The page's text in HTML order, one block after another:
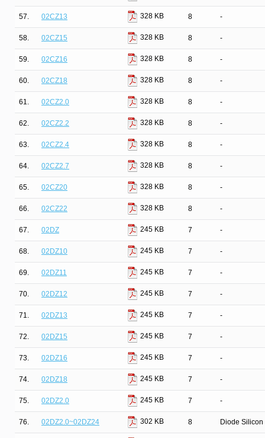
57. 02CZ13 328 KB 8 -
58. 02CZ15 328 KB 8 -
59. 02CZ16 328 KB 8 -
60. 02CZ18 328 KB 8 -
61. 02CZ2.0 328 KB 8 -
62. 02CZ2.2 328 KB 8 -
63. 02CZ2.4 328 KB 8 -
64. 02CZ2.7 328 KB 8 -
65. 02CZ20 328 KB 8 -
66. 02CZ22 328 KB 8 -
67. 02DZ 245 KB 7 -
68. 02DZ10 245 KB 7 -
69. 02DZ11 245 KB 7 -
70. 02DZ12 245 KB 7 -
71. 02DZ13 245 KB 7 -
72. 02DZ15 245 KB 7 -
73. 02DZ16 245 KB 7 -
74. 02DZ18 245 KB 7 -
75. 02DZ2.0 245 KB 7 -
76. 02DZ2.0~02DZ24 302 KB 8 Diode